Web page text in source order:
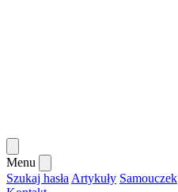
Menu
Szukaj hasła Artykuły Samouczek